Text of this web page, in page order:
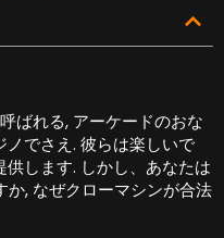
ばれる, アーケードのおな
ノでさえ. 彼らは楽しいで
します. しかし、あなたは
, なぜクローマシンが合法